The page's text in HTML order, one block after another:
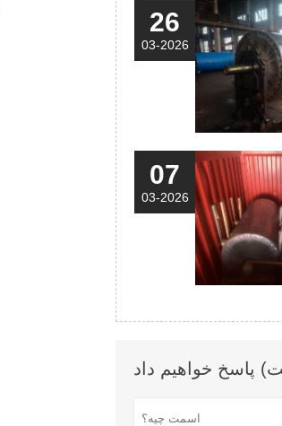
26
03-2026
07
03-2026